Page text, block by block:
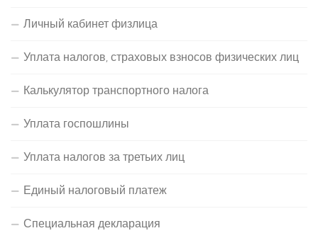
Личный кабинет физлица
Уплата налогов, страховых взносов физических лиц
Калькулятор транспортного налога
Уплата госпошлины
Уплата налогов за третьих лиц
Единый налоговый платеж
Специальная декларация